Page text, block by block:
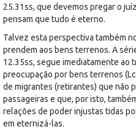
25.31ss, que devemos pregar o
pensam que tudo é eterno.
Talvez esta perspectiva também
prendem aos bens terrenos. A
12.35ss, segue imediatamente ao
preocupação por bens terrenos
de migrantes (retirantes) que não
passageiras e que, por isto,
relações de poder injustas tidas
em eternizá-las.